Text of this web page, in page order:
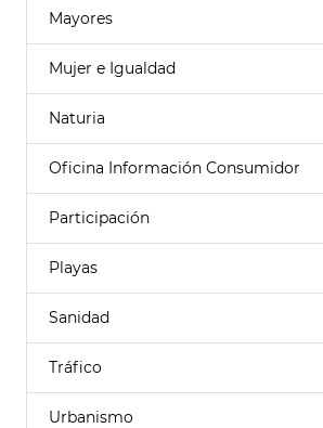
Mayores
Mujer e Igualdad
Naturia
Oficina Información Consumidor
Participación
Playas
Sanidad
Tráfico
Urbanismo